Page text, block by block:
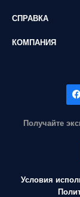
СПРАВКА
КОМПАНИЯ
Получайте
Условия